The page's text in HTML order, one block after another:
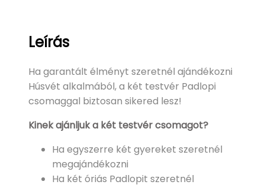
Leírás
Ha garantált élményt szeretnél ajándékozni
Húsvét alkalmából, a két testvér Padlopi
csomaggal biztosan sikered lesz!
Kinek ajánljuk a két testvér csomagot?
Ha egyszerre két gyereket szeretnél
megajándékozni
Ha két óriás Padlopit szeretnél